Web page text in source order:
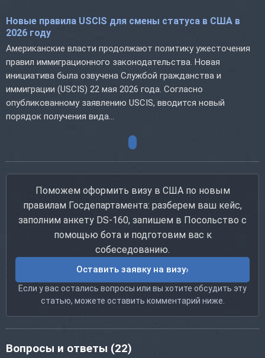
Новые правила USCIS для смены статуса в США в
2026 году
Американские власти продолжают политику ужесточения
правил иммиграционного законодательства. Новая
инициатива была озвучена Службой гражданства и
иммиграции (USCIS) 22 мая 2026 года. Согласно
опубликованному заявлению USCIS, вводится новый
порядок получения вида...
Поможем оформить визу в США по новым
правилам Госдепартамента: разберем ваш кейс,
заполним анкету DS-160, запишем в Посольство с
помощью бота и подготовим вас к
собеседованию.
Оставить заявку на визу
Если у вас остались вопросы или вы хотите обсудить эту
статью, можете оставить комментарий ниже.
Вопросы и ответы (22)